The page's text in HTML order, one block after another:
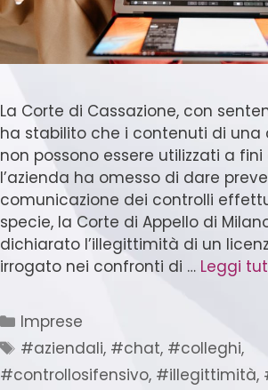
La Corte di Cassazione, con
ha stabilito che i contenuti di una
non possono essere utilizzati a fini
l’azienda ha omesso di dare
comunicazione dei controlli
specie, la Corte di Appello di
dichiarato l’illegittimità di un
irrogato nei confronti di … Leggi
Imprese
#aziendali, #chat, #colleghi,
#controllosifensivo, #illegittimità,